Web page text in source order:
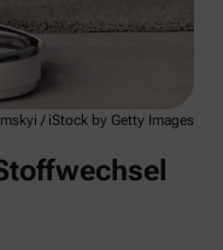
/ iStock by Getty Images